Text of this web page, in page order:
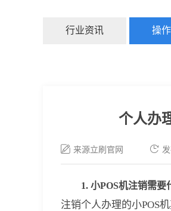
行业资讯 操
个人办
来源立刷官网
1. 小POS机注销需要
注销个人办理的小POS